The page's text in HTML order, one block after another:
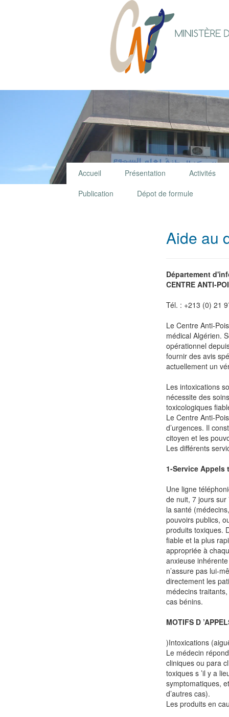
Accueil Présentation
Activités
Publication
Dépot de formule
Aide au
Département
CENTRE ANTI-
Tél. : +213 (0) 21
Le Centre Anti-
médical Algérien.
opérationnel
fournir des avis
actuellement un
Les intoxications
nécessite des
toxicologiques
Le Centre Anti-
d’urgences. Il
citoyen et les
Les différents
1-Service
Une ligne
de nuit, 7 jours
la santé
pouvoirs publics,
produits toxiques.
fiable et la plus
appropriée à
anxieuse
n’assure pas lui-
directement les
médecins
cas bénins.
MOTIFS D
)Intoxications
Le médecin
cliniques ou para
toxiques s ’il y a
symptomatiques,
d’autres cas).
Les produits en